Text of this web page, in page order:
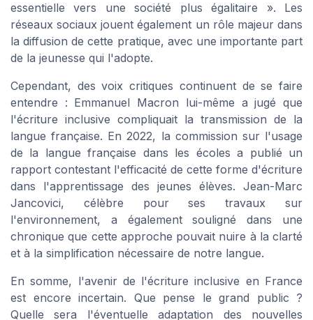
essentielle vers une société plus égalitaire ». Les
réseaux sociaux jouent également un rôle majeur dans
la diffusion de cette pratique, avec une importante part
de la jeunesse qui l'adopte.
Cependant, des voix critiques continuent de se faire
entendre : Emmanuel Macron lui-même a jugé que
l'écriture inclusive compliquait la transmission de la
langue française. En 2022, la commission sur l'usage
de la langue française dans les écoles a publié un
rapport contestant l'efficacité de cette forme d'écriture
dans l'apprentissage des jeunes élèves. Jean-Marc
Jancovici, célèbre pour ses travaux sur
l'environnement, a également souligné dans une
chronique que cette approche pouvait nuire à la clarté
et à la simplification nécessaire de notre langue.
En somme, l'avenir de l'écriture inclusive en France
est encore incertain. Que pense le grand public ?
Quelle sera l'éventuelle adaptation des nouvelles